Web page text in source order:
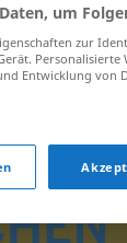
um
zur
Personalisierte
Entwicklung von